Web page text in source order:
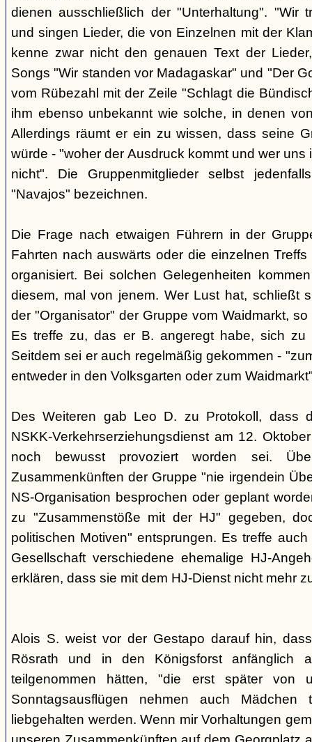
dienen ausschließlich der "Unterhaltung". "Wir
und singen Lieder, die von Einzelnen mit der
kenne zwar nicht den genauen Text der
Songs "Wir standen vor Madagaskar" und "Der
vom Rübezahl mit der Zeile "Schlagt die
ihm ebenso unbekannt wie solche, in denen
Allerdings räumt er ein zu wissen, dass seine
würde - "woher der Ausdruck kommt und wer
nicht". Die Gruppenmitglieder selbst
"Navajos" bezeichnen.
Die Frage nach etwaigen Führern in der
Fahrten nach auswärts oder die einzelnen
organisiert. Bei solchen Gelegenheiten
diesem, mal von jenem. Wer Lust hat, schließt
der "Organisator" der Gruppe vom Waidmarkt,
Es treffe zu, das er B. angeregt habe, sich zu
Seitdem sei er auch regelmäßig gekommen -
entweder in den Volksgarten oder zum
Des Weiteren gab Leo D. zu Protokoll, dass
NSKK-Verkehrserziehungsdienst am 12.
noch bewusst provoziert worden sei.
Zusammenkünften der Gruppe "nie irgendein
NS-Organisation besprochen oder geplant
zu "Zusammenstöße mit der HJ" gegeben,
politischen Motiven" entsprungen. Es treffe
Gesellschaft verschiedene ehemalige HJ-
erklären, dass sie mit dem HJ-Dienst nicht mehr
Alois S. weist vor der Gestapo darauf hin,
Rösrath und in den Königsforst anfänglich
teilgenommen hätten, "die erst später von
Sonntagsausflügen nehmen auch
liebgehalten werden. Wenn mir Vorhaltungen